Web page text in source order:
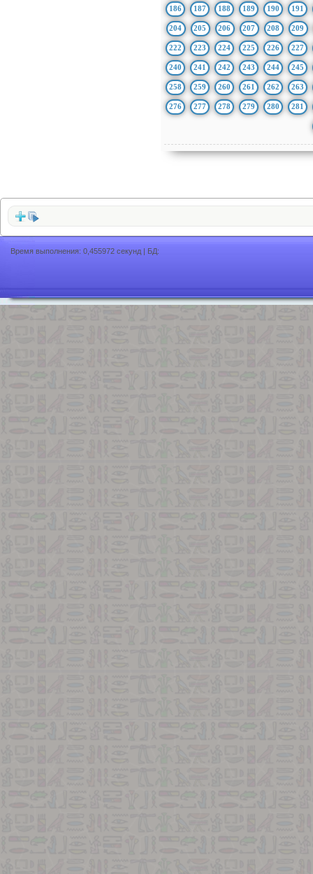
186 187 188 189 190 191
204 205 206 207 208 209
222 223 224 225 226 227
240 241 242 243 244 245
258 259 260 261 262 263
276 277 278 279 280 281
Время выполнения: 0,455972 секунд | БД: